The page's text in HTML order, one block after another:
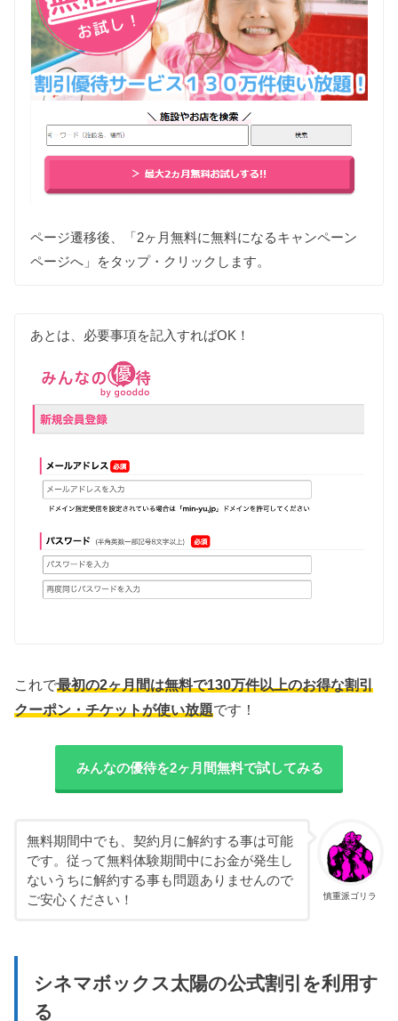
ページ遷移後、「2ヶ月無料に無料になるキャンペーン
ページへ」をタップ・クリックします。
あとは、必要事項を記入すればOK！
これで最初の2ヶ月間は無料で130万件以上のお得な割引
クーポン・チケットが使い放題です！
みんなの優待を2ヶ月間無料で試してみる
慎重派ゴリラ
無料期間中でも、契約月に解約する事は可能
です。従って無料体験期間中にお金が発生し
ないうちに解約する事も問題ありませんので
ご安心ください！
シネマボックス太陽の公式割引を利用す
る